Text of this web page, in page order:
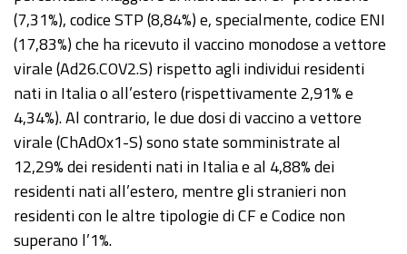
(7,31%), codice STP (8,84%) e, specialmente, codice ENI
(17,83%) che ha ricevuto il vaccino monodose a vettore
virale (Ad26.COV2.S) rispetto agli individui residenti
nati in Italia o all’estero (rispettivamente 2,91% e
4,34%). Al contrario, le due dosi di vaccino a vettore
virale (ChAdOx1-S) sono state somministrate al
12,29% dei residenti nati in Italia e al 4,88% dei
residenti nati all’estero, mentre gli stranieri non
residenti con le altre tipologie di CF e Codice non
superano l’1%.